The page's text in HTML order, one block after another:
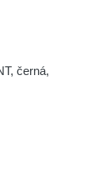
černá,